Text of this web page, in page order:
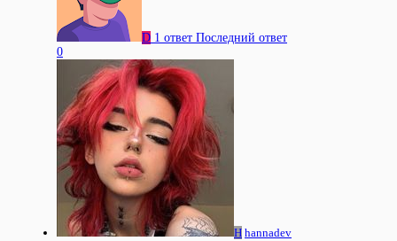
D 1 ответ Последний ответ
0
H hannadev